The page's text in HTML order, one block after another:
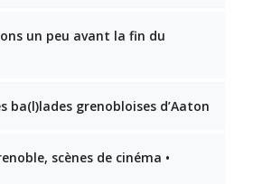
un peu avant la fin du
ba(l)lades grenobloises d’Aaton
scènes de cinéma •